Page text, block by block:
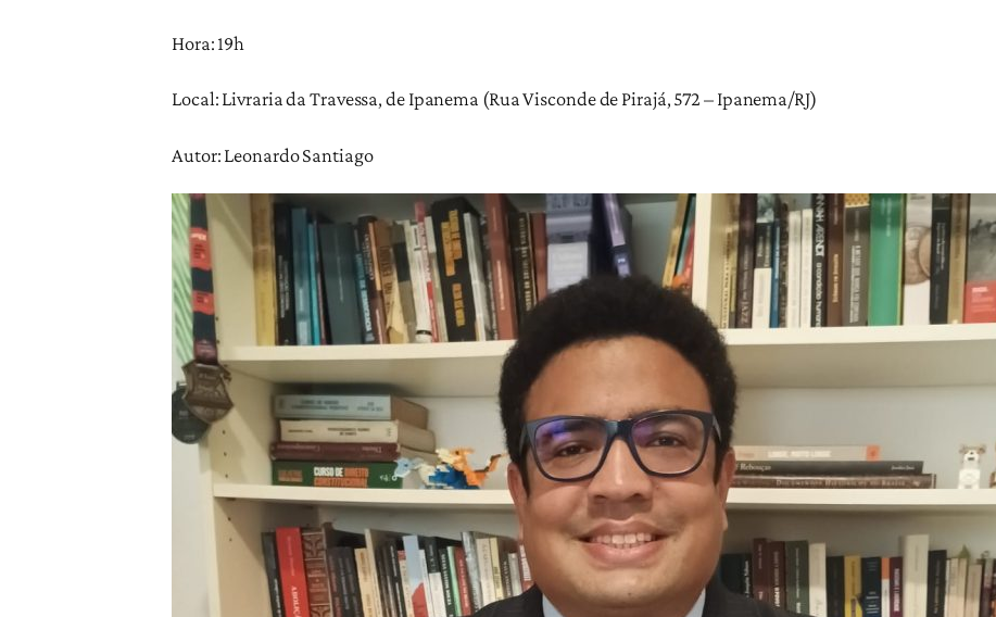
Hora: 19h
Local: Livraria da Travessa, de Ipanema (Rua Visconde de Pirajá, 572 – Ipanema/RJ)
Autor: Leonardo Santiago